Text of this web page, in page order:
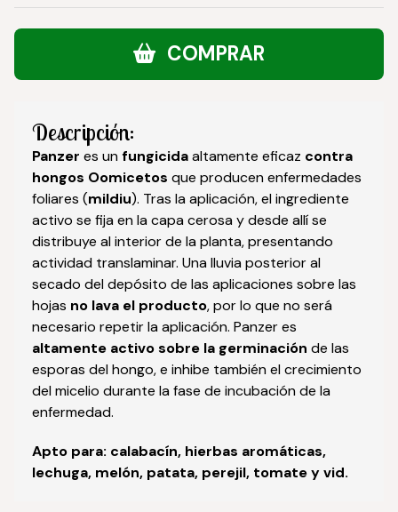
COMPRAR
Descripción:
Panzer es un fungicidaaltamente eficaz contra
hongos Oomicetos que producen enfermedades
foliares (mildiu). Tras la aplicación, el ingrediente
activo se fija en la capa cerosa y desde allí se
distribuye al interior de la planta, presentando
actividad translaminar. Una lluvia posterior al
secado del depósito de las aplicaciones sobre las
hojas no lava el producto, por lo que no será
necesario repetir la aplicación. Panzer es
altamente activo sobre la germinación de las
esporas del hongo, e inhibe también el crecimiento
del micelio durante la fase de incubación de la
enfermedad.
Apto para: calabacín, hierbas aromáticas,
lechuga, melón, patata, perejil, tomate y vid.